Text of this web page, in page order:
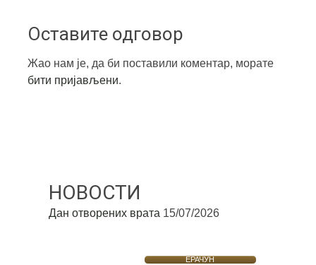
Оставите одговор
Жао нам је, да би поставили коментар, морате
бити пријављени.
НОВОСТИ
Дан отворених врата 15/07/2026
ЕРАЧУН